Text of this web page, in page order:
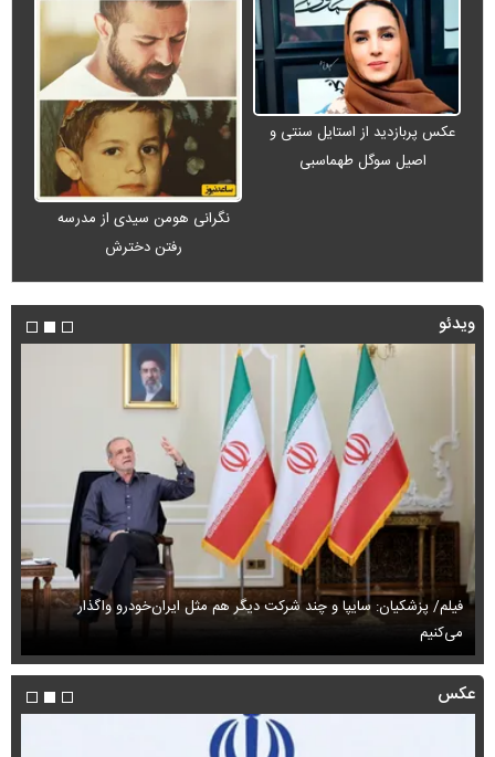
عکس پربازدید از استایل سنتی و
اصیل سوگل طهماسبی
نگرانی هومن سیدی از مدرسه
رفتن دخترش
ویدئو
فیلم/ پزشکیان: سایپا و چند شرکت دیگر هم مثل ایران‌خودرو واگذار
می‌کنیم
عکس